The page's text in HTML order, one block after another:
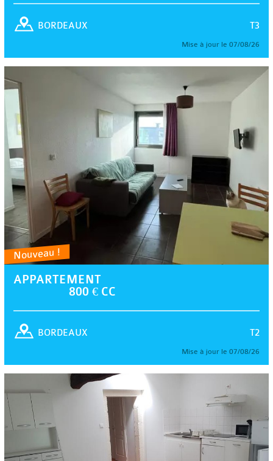
T3
BORDEAUX
Mise à jour le 07/08/26
Nouveau !
APPARTEMENT
800 € CC
T2
BORDEAUX
Mise à jour le 07/08/26